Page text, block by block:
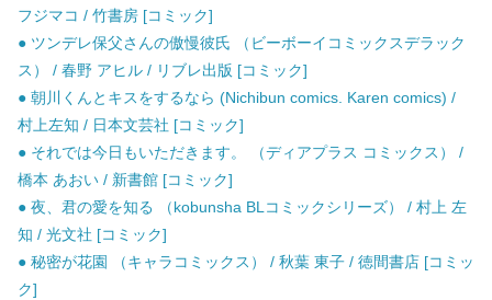
フジマコ / 竹書房 [コミック]
● ツンデレ保父さんの傲慢彼氏 （ビーボーイコミックスデラック
ス） / 春野 アヒル / リブレ出版 [コミック]
● 朝川くんとキスをするなら (Nichibun comics. Karen comics) /
村上左知 / 日本文芸社 [コミック]
● それでは今日もいただきます。 （ディアプラス コミックス） /
橋本 あおい / 新書館 [コミック]
● 夜、君の愛を知る （kobunsha BLコミックシリーズ） / 村上 左
知 / 光文社 [コミック]
● 秘密が花園 （キャラコミックス） / 秋葉 東子 / 徳間書店 [コミッ
ク]